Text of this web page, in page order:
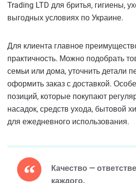
Trading LTD для бритья, гигиены,
выгодных условиях по Украине.
Для клиента главное
практичность. Можно подобрать
семьи или дома, уточнить детали
оформить заказ с доставкой.
позиций, которые покупают
насадок, средств ухода, бытовой
для ежедневного использования.
Качество —
каждого.